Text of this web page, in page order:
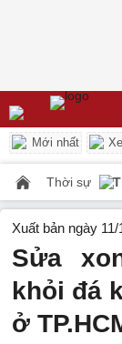
Mới nhất
Thời sự
Xuất bản ngày
Sửa
khỏi đá
ở